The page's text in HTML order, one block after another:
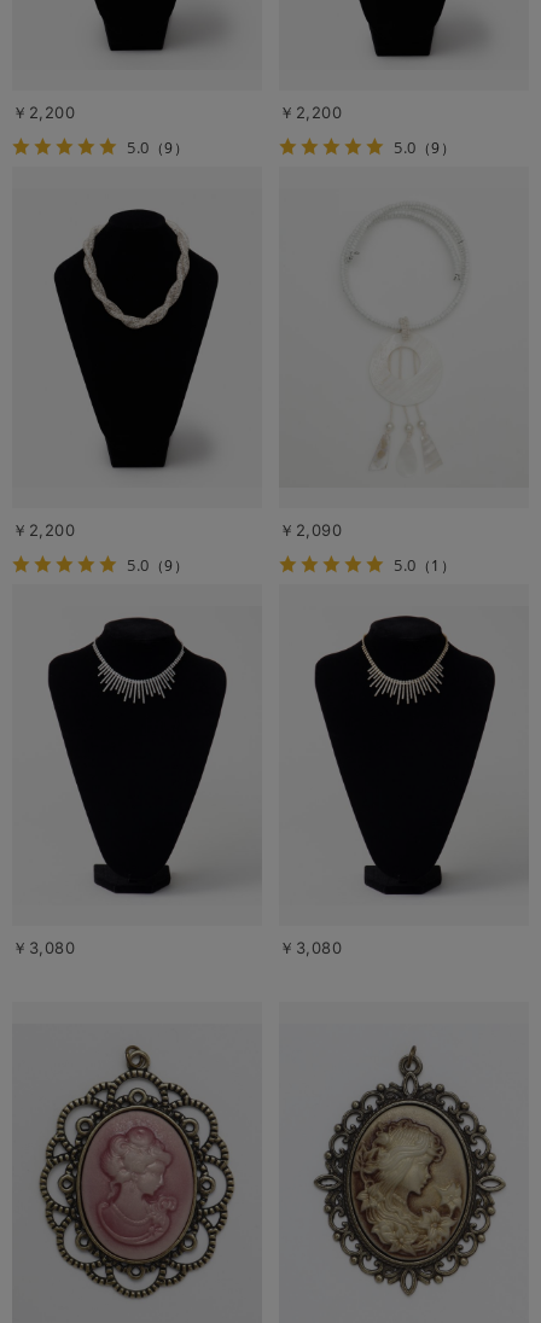
￥2,200
5.0 （9）
￥2,200
5.0 （9）
￥2,200
5.0 （9）
￥2,090
5.0 （1）
￥3,080 ￥3,080